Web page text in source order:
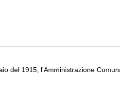
del 1915, l'Amministrazione